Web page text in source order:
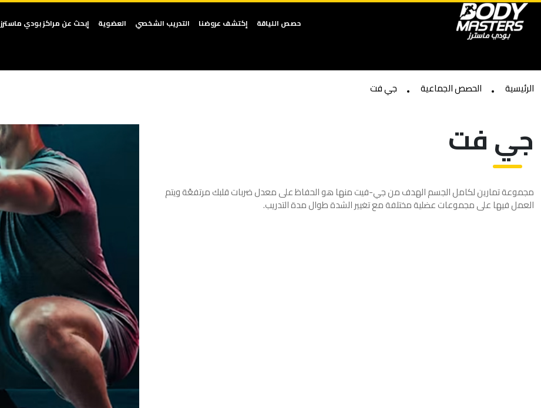
حصص اللياقة إكتشف عروضنا التدريب الشخصي العضوية إبحث عن مراكز بودي ماسترز
الرئيسية الحصص الجماعية جي فت
جي فت
مجموعة تمارين لكامل الجسم الهدف من جي-فيت منها هو الحفاظ على معدل ضربات قلبك مرتفعًة ويتم
العمل فيها على مجموعات عضلية مختلفة مع تغيير الشدة طوال مدة التدريب.